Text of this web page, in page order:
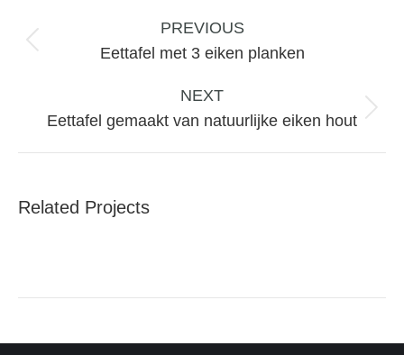
navigation
PREVIOUS
Previous
Eettafel met 3 eiken planken
NEXT
Next
Eettafel gemaakt van natuurlijke eiken hout
Related Projects